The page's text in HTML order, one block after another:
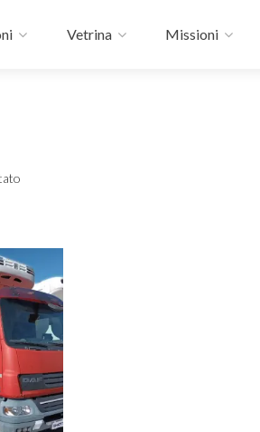
Vetrina Missioni